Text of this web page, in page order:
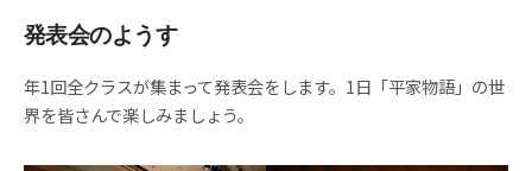
発表会のようす
年1回全クラスが集まって発表会をします。1日「平家物語」の世
界を皆さんで楽しみましょう。